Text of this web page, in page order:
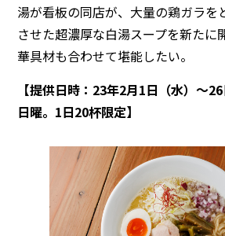
湯が看板の同店が、大量の鶏ガラを
させた超濃厚な白湯スープを新たに
華具材も合わせて堪能したい。
【提供日時：23年2月1日（水）〜
日曜。1日20杯限定】